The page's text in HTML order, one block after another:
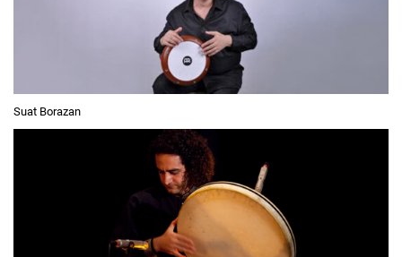
Suat Borazan